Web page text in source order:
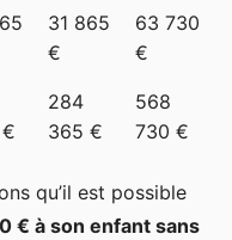
31 865
€
63 730
€
284
365 €
568
730 €
qu’il est possible
€ à son enfant sans